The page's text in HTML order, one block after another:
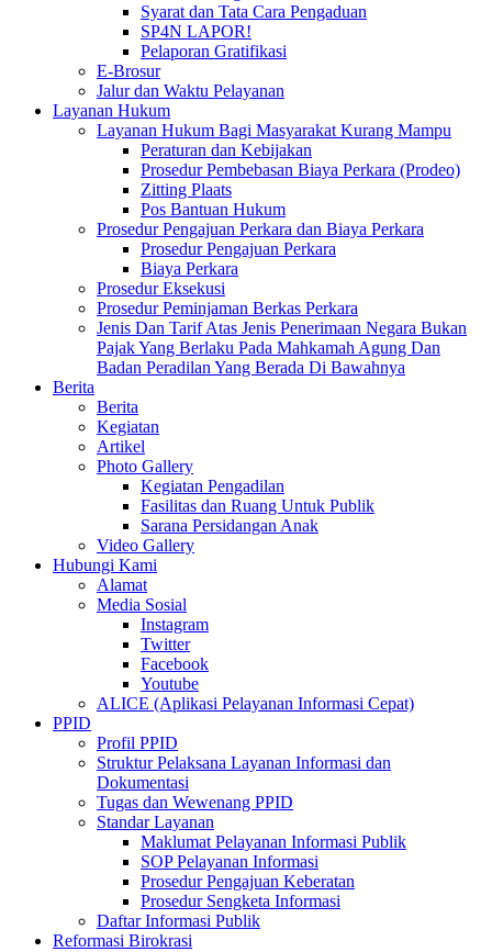
Syarat dan Tata Cara Pengaduan
SP4N LAPOR!
Pelaporan Gratifikasi
E-Brosur
Jalur dan Waktu Pelayanan
Layanan Hukum
Layanan Hukum Bagi Masyarakat Kurang Mampu
Peraturan dan Kebijakan
Prosedur Pembebasan Biaya Perkara (Prodeo)
Zitting Plaats
Pos Bantuan Hukum
Prosedur Pengajuan Perkara dan Biaya Perkara
Prosedur Pengajuan Perkara
Biaya Perkara
Prosedur Eksekusi
Prosedur Peminjaman Berkas Perkara
Jenis Dan Tarif Atas Jenis Penerimaan Negara Bukan
Pajak Yang Berlaku Pada Mahkamah Agung Dan
Badan Peradilan Yang Berada Di Bawahnya
Berita
Berita
Kegiatan
Artikel
Photo Gallery
Kegiatan Pengadilan
Fasilitas dan Ruang Untuk Publik
Sarana Persidangan Anak
Video Gallery
Hubungi Kami
Alamat
Media Sosial
Instagram
Twitter
Facebook
Youtube
ALICE (Aplikasi Pelayanan Informasi Cepat)
PPID
Profil PPID
Struktur Pelaksana Layanan Informasi dan
Dokumentasi
Tugas dan Wewenang PPID
Standar Layanan
Maklumat Pelayanan Informasi Publik
SOP Pelayanan Informasi
Prosedur Pengajuan Keberatan
Prosedur Sengketa Informasi
Daftar Informasi Publik
Reformasi Birokrasi